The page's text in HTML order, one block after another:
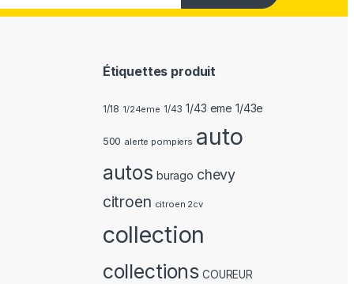
Étiquettes produit
1/18 1/24eme 1/43 1/43 eme 1/43e
500 alerte pompiers auto
autos burago chevy
citroen citroen 2cv
collection
collections COUREUR